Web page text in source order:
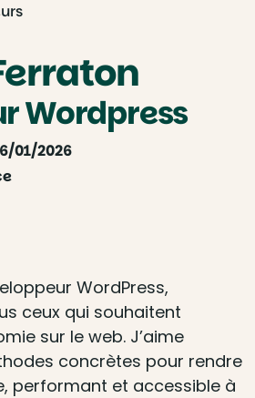
Wordpress
01/2026
WordPress,
ceux qui souhaitent
sur le web. J’aime
concrètes pour rendre
performant et accessible à